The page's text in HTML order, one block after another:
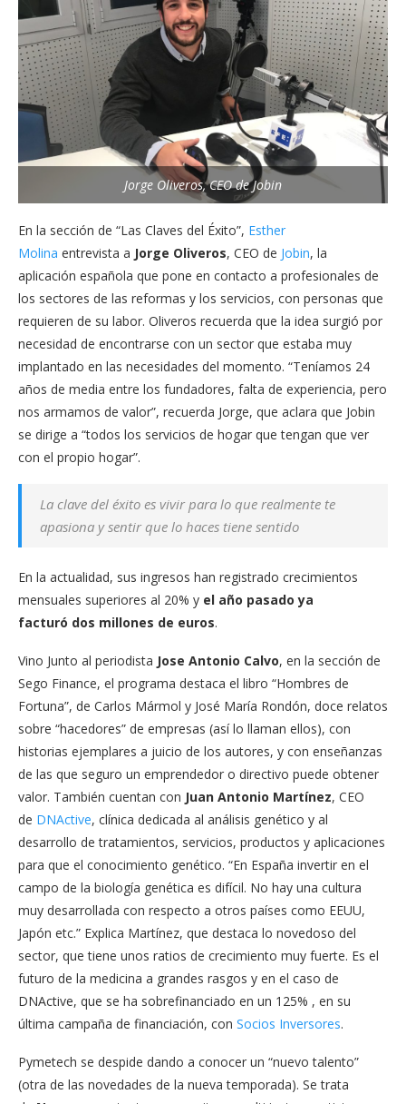
Jorge Oliveros, CEO de Jobin
En la sección de “Las Claves del Éxito”, Esther
Molina entrevista a Jorge Oliveros, CEO de Jobin, la
aplicación española que pone en contacto a profesionales de
los sectores de las reformas y los servicios, con personas que
requieren de su labor. Oliveros recuerda que la idea surgió por
necesidad de encontrarse con un sector que estaba muy
implantado en las necesidades del momento. “Teníamos 24
años de media entre los fundadores, falta de experiencia, pero
nos armamos de valor”, recuerda Jorge, que aclara que Jobin
se dirige a “todos los servicios de hogar que tengan que ver
con el propio hogar”.
La clave del éxito es vivir para lo que realmente te
apasiona y sentir que lo haces tiene sentido
En la actualidad, sus ingresos han registrado crecimientos
mensuales superiores al 20% y el año pasado ya
facturó dos millones de euros.
Vino Junto al periodista Jose Antonio Calvo, en la sección de
Sego Finance, el programa destaca el libro “Hombres de
Fortuna”, de Carlos Mármol y José María Rondón, doce relatos
sobre “hacedores” de empresas (así lo llaman ellos), con
historias ejemplares a juicio de los autores, y con enseñanzas
de las que seguro un emprendedor o directivo puede obtener
valor. También cuentan con Juan Antonio Martínez, CEO
de DNActive, clínica dedicada al análisis genético y al
desarrollo de tratamientos, servicios, productos y aplicaciones
para que el conocimiento genético. “En España invertir en el
campo de la biología genética es difícil. No hay una cultura
muy desarrollada con respecto a otros países como EEUU,
Japón etc.” Explica Martínez, que destaca lo novedoso del
sector, que tiene unos ratios de crecimiento muy fuerte. Es el
futuro de la medicina a grandes rasgos y en el caso de
DNActive, que se ha sobrefinanciado en un 125% , en su
última campaña de financiación, con Socios Inversores.
Pymetech se despide dando a conocer un “nuevo talento”
(otra de las novedades de la nueva temporada). Se trata